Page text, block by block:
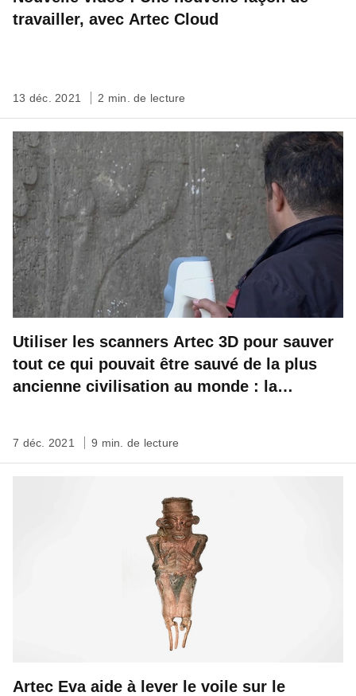
travailler, avec Artec Cloud
13 déc. 2021 2 min. de lecture
Utiliser les scanners Artec 3D pour sauver
tout ce qui pouvait être sauvé de la plus
ancienne civilisation au monde : la
7 déc. 2021 9 min. de lecture
Artec Eva aide à lever le voile sur le